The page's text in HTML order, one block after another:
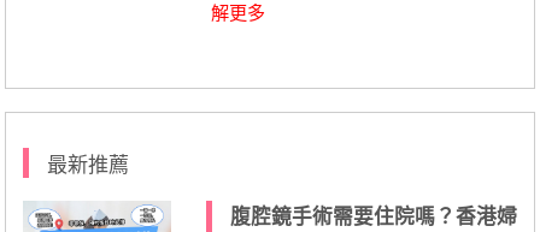
解更多
最新推薦
腹腔鏡手術需要住院嗎？香港婦